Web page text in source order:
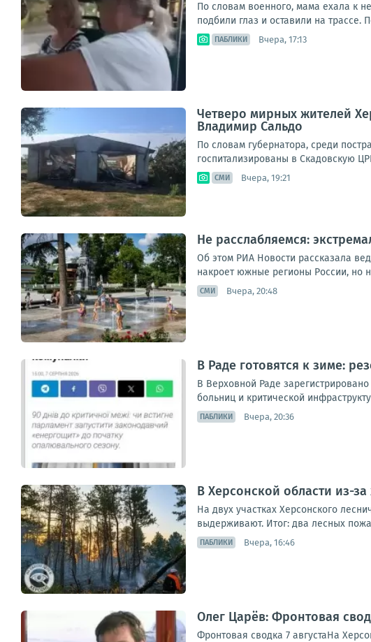
По словам военного, мама ехала к
подбили глаз и оставили на
ПАБЛИКИ Вчера, 17:13
Четверо мирных жителей
Владимир Сальдо
По словам губернатора, среди
госпитализированы в Скадовскую
СМИ Вчера, 19:21
Не расслабляемся:
Об этом РИА Новости рассказала
накроет южные регионы России, но
СМИ Вчера, 20:48
В Раде готовятся к зиме:
В Верховной Раде
больниц и критической
ПАБЛИКИ Вчера, 20:36
В Херсонской области из-
На двух участках Херсонского
выдерживают. Итог: два лесных
ПАБЛИКИ Вчера, 16:46
Олег Царёв: Фронтовая
Фронтовая сводка 7 августаНа